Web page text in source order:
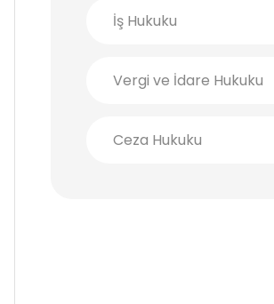
İş Hukuku
Vergi ve İdare Hukuku
Ceza Hukuku